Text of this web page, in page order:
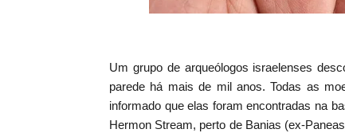
Um grupo de arqueólogos israelenses
parede há mais de mil anos. Todas as
informado que elas foram encontradas na
Hermon Stream, perto de Banias (ex-